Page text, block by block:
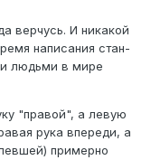
верчусь. И никакой
написания стан-
людьми в мире
"правой", а левую
рука впереди, а
примерно